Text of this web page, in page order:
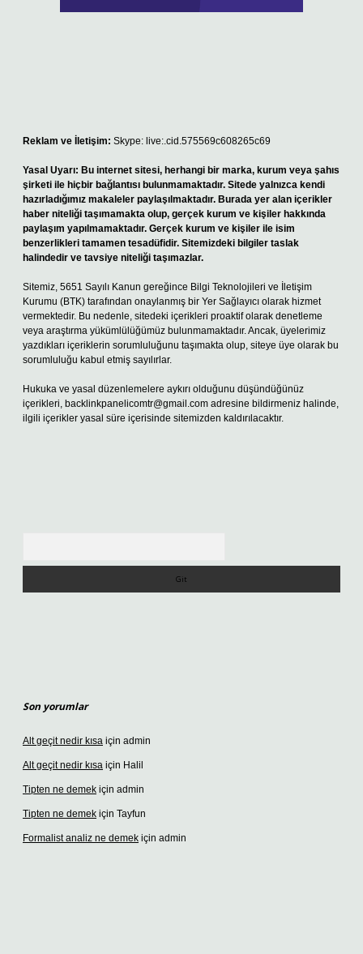
Reklam ve İletişim: Skype: live:.cid.575569c608265c69
Yasal Uyarı: Bu internet sitesi, herhangi bir marka, kurum veya şahıs
şirketi ile hiçbir bağlantısı bulunmamaktadır. Sitede yalnızca kendi
hazırladığımız makaleler paylaşılmaktadır. Burada yer alan içerikler
haber niteliği taşımamakta olup, gerçek kurum ve kişiler hakkında
paylaşım yapılmamaktadır. Gerçek kurum ve kişiler ile isim
benzerlikleri tamamen tesadüfidir. Sitemizdeki bilgiler taslak
halindedir ve tavsiye niteliği taşımazlar.
Sitemiz, 5651 Sayılı Kanun gereğince Bilgi Teknolojileri ve İletişim
Kurumu (BTK) tarafından onaylanmış bir Yer Sağlayıcı olarak hizmet
vermektedir. Bu nedenle, sitedeki içerikleri proaktif olarak denetleme
veya araştırma yükümlülüğümüz bulunmamaktadır. Ancak, üyelerimiz
yazdıkları içeriklerin sorumluluğunu taşımakta olup, siteye üye olarak bu
sorumluluğu kabul etmiş sayılırlar.
Hukuka ve yasal düzenlemelere aykırı olduğunu düşündüğünüz
içerikleri, backlinkpanelicomtr@gmail.com adresine bildirmeniz halinde,
ilgili içerikler yasal süre içerisinde sitemizden kaldırılacaktır.
Son yorumlar
Alt geçit nedir kısa için admin
Alt geçit nedir kısa için Halil
Tipten ne demek için admin
Tipten ne demek için Tayfun
Formalist analiz ne demek için admin